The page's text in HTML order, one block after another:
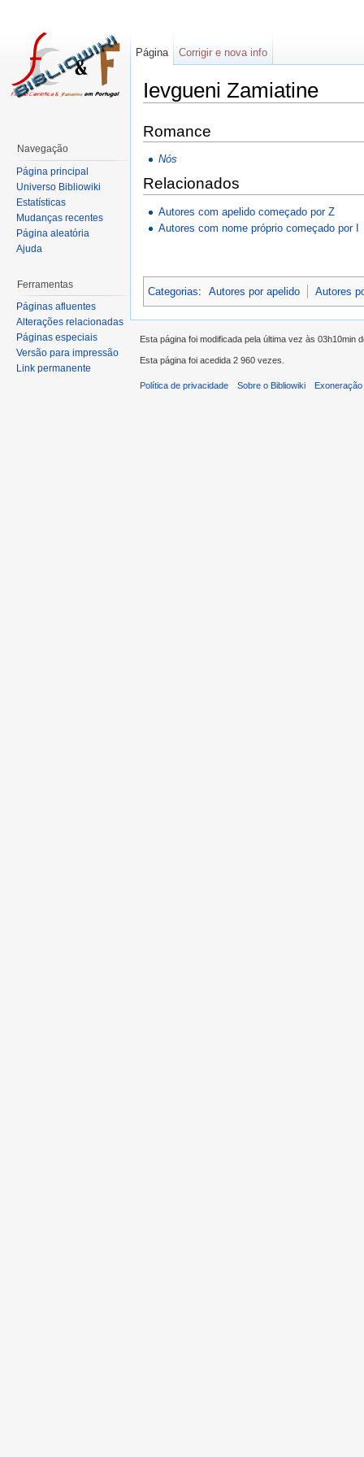
Ievgueni Zamiatine
Romance
Nós
Relacionados
Autores com apelido começado por Z
Autores com nome próprio começado por I
Categorias: Autores por apelido Autores
Página Corrigir e nova info
Navegação
Página principal
Universo Bibliowiki
Estatísticas
Mudanças recentes
Página aleatória
Ajuda
Ferramentas
Páginas afluentes
Alterações relacionadas
Páginas especiais
Versão para impressão
Link permanente
Esta página foi modificada pela última vez às 03h10min
Esta página foi acedida 2 960 vezes.
Política de privacidade Sobre o Bibliowiki